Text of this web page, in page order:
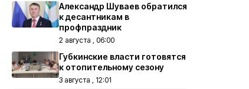
Александр Шуваев обратился
к десантникам в
профпраздник
2 августа , 06:00
Губкинские власти готовятся
к отопительному сезону
3 августа , 12:01